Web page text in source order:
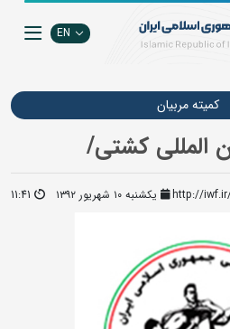
EN
كميته مربيان
المللی کشتی/
http:// یکشنبه ۱۰ شهریور ۱۳۹۲ 11:41